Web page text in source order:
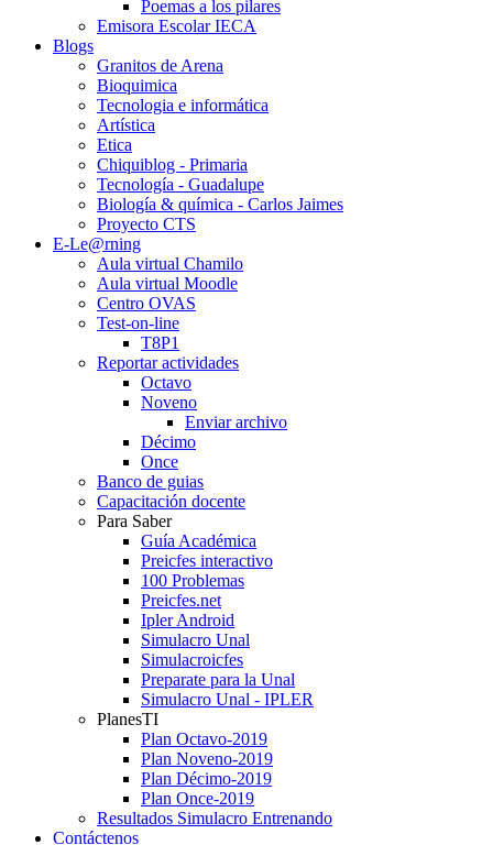
Poemas a los pilares
Emisora Escolar IECA
Blogs
Granitos de Arena
Bioquimica
Tecnologia e informática
Artística
Etica
Chiquiblog - Primaria
Tecnología - Guadalupe
Biología & química - Carlos Jaimes
Proyecto CTS
E-Le@rning
Aula virtual Chamilo
Aula virtual Moodle
Centro OVAS
Test-on-line
T8P1
Reportar actividades
Octavo
Noveno
Enviar archivo
Décimo
Once
Banco de guias
Capacitación docente
Para Saber
Guía Académica
Preicfes interactivo
100 Problemas
Preicfes.net
Ipler Android
Simulacro Unal
Simulacroicfes
Preparate para la Unal
Simulacro Unal - IPLER
PlanesTI
Plan Octavo-2019
Plan Noveno-2019
Plan Décimo-2019
Plan Once-2019
Resultados Simulacro Entrenando
Contáctenos